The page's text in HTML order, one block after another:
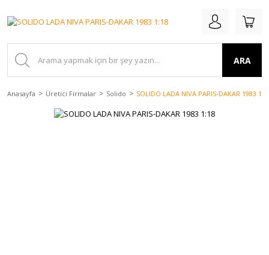
ARA
Anasayfa Üretici Firmalar Solido SOLIDO LADA NIVA PARIS-DAKAR 1983